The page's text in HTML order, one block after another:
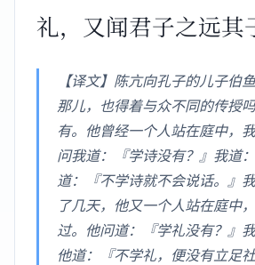
礼，又闻君子之远其
【译文】陈亢向孔子的儿子伯
那儿，也得着与众不同的传授
有。他曾经一个人站在庭中，
问我道：『学诗没有？』我道
道：『不学诗就不会说话。』
了几天，他又一个人站在庭中
过。他问道：『学礼没有？』
他道：『不学礼，便没有立足